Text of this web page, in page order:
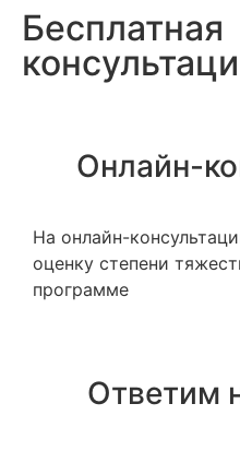
Бесплатная
Онлайн-
На онлайн-
оценку степени
программе
Ответим